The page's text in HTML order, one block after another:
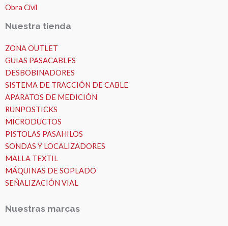
Obra Civil
Nuestra tienda
ZONA OUTLET
GUIAS PASACABLES
DESBOBINADORES
SISTEMA DE TRACCIÓN DE CABLE
APARATOS DE MEDICIÓN
RUNPOSTICKS
MICRODUCTOS
PISTOLAS PASAHILOS
SONDAS Y LOCALIZADORES
MALLA TEXTIL
MÁQUINAS DE SOPLADO
SEÑALIZACIÓN VIAL
Nuestras marcas